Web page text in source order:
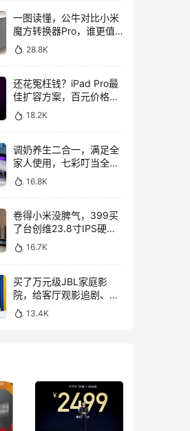
一图读懂，公牛对比小米
魔方转换器Pro，谁更值
得入手？
28.8K
还花冤枉钱？iPad Pro最
佳扩容方案，百元价格轻
松拓展128GB
18.2K
调奶养生二合一，满足全
家人使用，七彩叮当全玻
璃调奶器上手体验
16.8K
卷得小米没脾气，399买
了台创维23.8寸IPS硬屏
显示器，表现如何？
16.7K
买了万元级JBL家庭影
院，给客厅观影追剧、游
戏互娱带来哪些提升？
13.4K